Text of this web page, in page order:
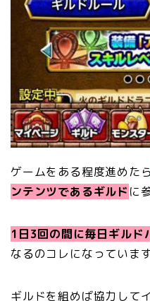
ゲームをある程度進めたら
ンテンツであるギルド に
1日3回の間に毎日ギルド
なるのコレになっています
ギルドを組めば協力して